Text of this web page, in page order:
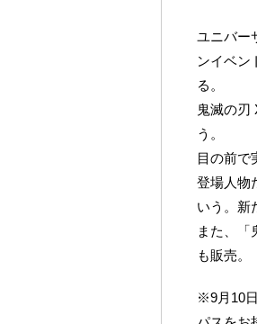
ユニバー
ンイベン
る。
鬼滅の刃
う。
目の前で
登場人物
いう。新
また、「
も販売。
※9月10